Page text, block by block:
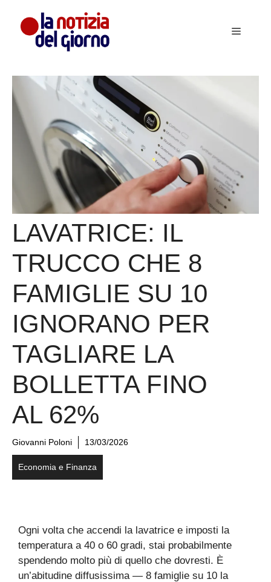
contenuto
Menu
LAVATRICE: IL
TRUCCO CHE 8
FAMIGLIE SU 10
IGNORANO PER
TAGLIARE LA
BOLLETTA FINO
AL 62%
Giovanni Poloni 13/03/2026
Economia e Finanza
Ogni volta che accendi la lavatrice e imposti la
temperatura a 40 o 60 gradi, stai probabilmente
spendendo molto più di quello che dovresti. È
un’abitudine diffusissima — 8 famiglie su 10 la